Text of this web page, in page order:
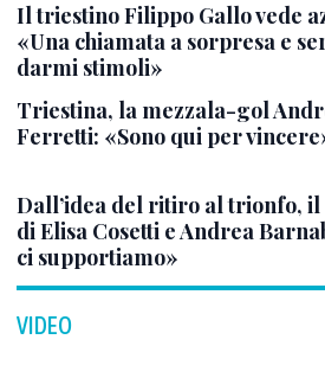
Il triestino Filippo Gallo vede
«Una chiamata a sorpresa e
darmi stimoli»
Triestina, la mezzala-gol
Ferretti: «Sono qui per
Dall’idea del ritiro al trionfo,
di Elisa Cosetti e Andrea
ci supportiamo»
VIDEO